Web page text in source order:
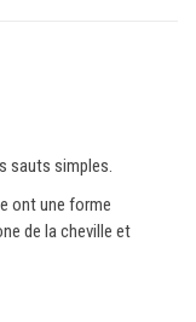
sauts simples.
ont une forme
de la cheville et